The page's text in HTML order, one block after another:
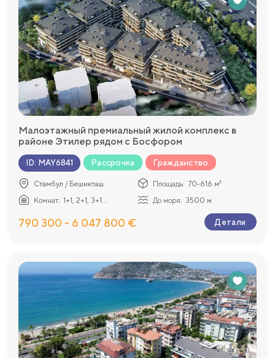
Малоэтажный премиальный жилой комплекс в
районе Этилер рядом с Босфором
ID: MAY6841 Рассрочка Гражданство
Стамбул / Бешикташ Площадь: 70-616 м²
Комнат: 1+1, 2+1, 3+1... До моря: 3500 м
790 300 - 6 047 800 € Детали